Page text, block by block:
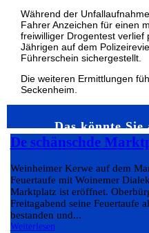
Während der
Fahrer Anzeichen für einen
freiwilliger Drogentest verlief
Jährigen auf dem
Führerschein sichergestellt.
Die weiteren Ermittlungen
Seckenheim.
Das könnte
De schänschde
Weinheimer Kerwe auf dem
Feuertaufe mit Woinemer
Marktplatz ist eröffnet.
Freitagabend seine Feuertaufe
bestanden und...
Weiterlesen